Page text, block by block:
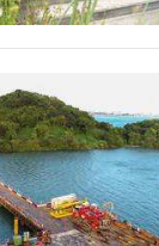
项目软件开发商，
秘诀？